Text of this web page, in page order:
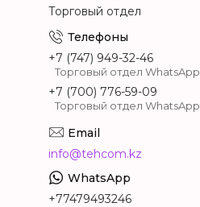
Торговый отдел
+7 (747) 949-32-46
Торговый отдел WhatsApp
+7 (700) 776-59-09
Торговый отдел WhatsApp
info@tehcom.kz
+77479493246